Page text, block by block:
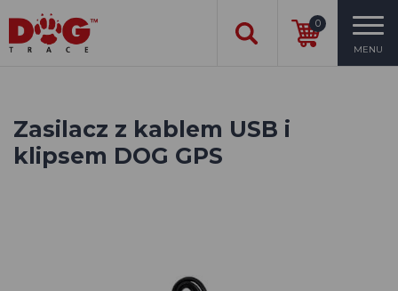
0
MENU
Zasilacz z kablem USB i
klipsem DOG GPS